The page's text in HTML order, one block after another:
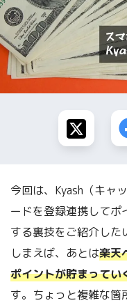
今回は、Kyash（キャ
ードを登録連携してポ
する裏技をご紹介した
しまえば、あとは楽天
ポイントが貯まってい
す。ちょっと複雑な箇